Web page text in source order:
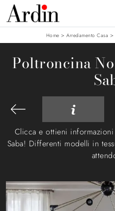
Home > Arredamento Casa >
Poltroncina
Clicca e ottieni
Saba! Differenti modelli in